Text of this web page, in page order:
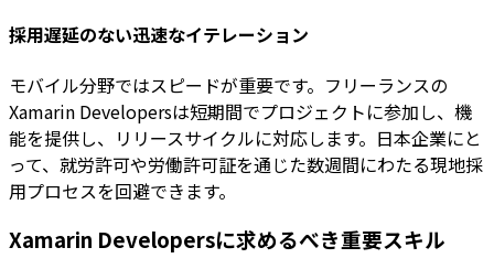
採用遅延のない迅速なイテレーション
モバイル分野ではスピードが重要です。フリーランスの
Xamarin Developersは短期間でプロジェクトに参加し、機
能を提供し、リリースサイクルに対応します。日本企業にと
って、就労許可や労働許可証を通じた数週間にわたる現地採
用プロセスを回避できます。
Xamarin Developersに求めるべき重要スキル